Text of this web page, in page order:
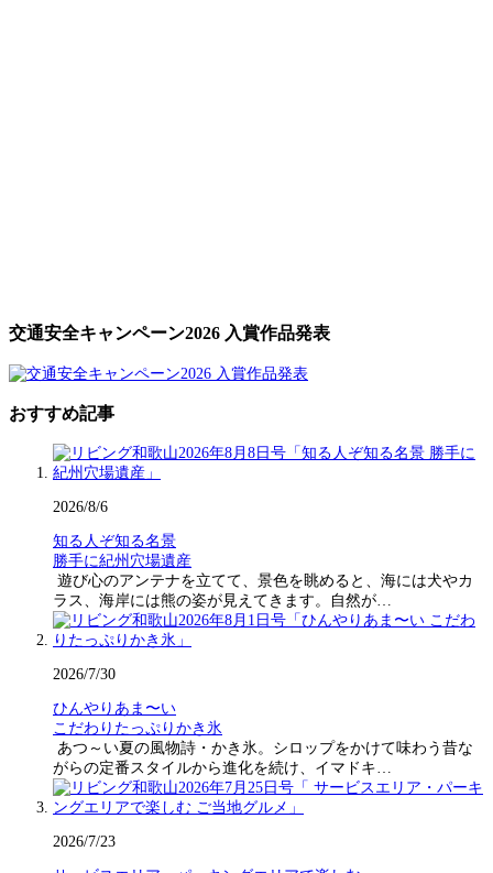
交通安全キャンペーン2026 入賞作品発表
おすすめ記事
2026/8/6
知る人ぞ知る名景
勝手に紀州穴場遺産
遊び心のアンテナを立てて、景色を眺めると、海には犬やカ
ラス、海岸には熊の姿が見えてきます。自然が…
2026/7/30
ひんやりあま〜い
こだわりたっぷりかき氷
あつ～い夏の風物詩・かき氷。シロップをかけて味わう昔な
がらの定番スタイルから進化を続け、イマドキ…
2026/7/23